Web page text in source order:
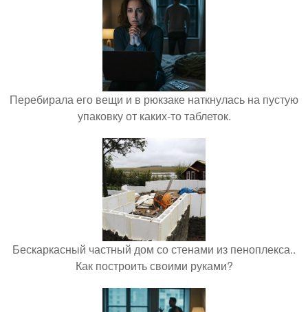
Перебирала его вещи и в рюкзаке наткнулась на пустую
упаковку от каких-то таблеток.
Бескаркасный частный дом со стенами из пеноплекса..
Как построить своими руками?